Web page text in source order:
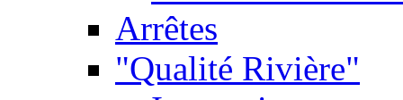
Arrêtes
"Qualité Rivière"